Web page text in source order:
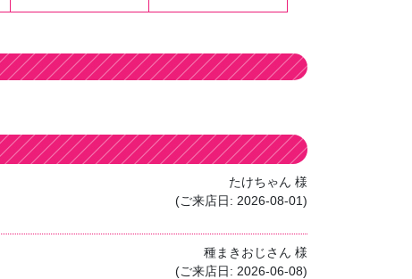
たけちゃん 様
(ご来店日: 2026-08-01)
種まきおじさん 様
(ご来店日: 2026-06-08)